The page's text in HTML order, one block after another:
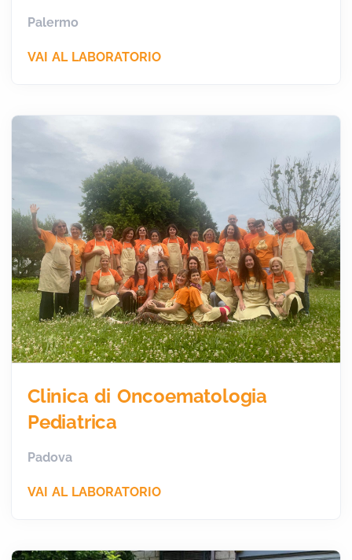
Palermo
VAI AL LABORATORIO
Clinica di Oncoematologia
Pediatrica
Padova
VAI AL LABORATORIO